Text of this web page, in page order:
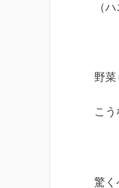
（
野菜
こ
驚く